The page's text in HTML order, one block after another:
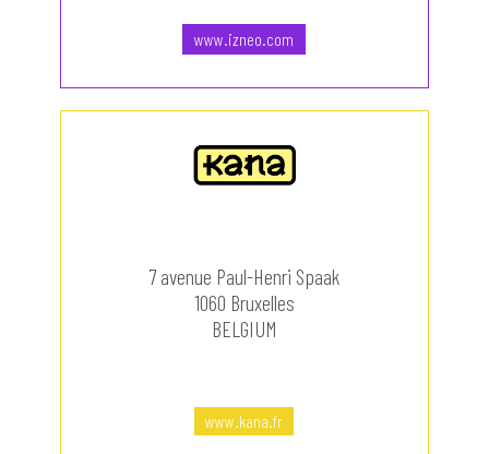
www.izneo.com
7 avenue Paul-Henri Spaak
1060 Bruxelles
BELGIUM
www.kana.fr